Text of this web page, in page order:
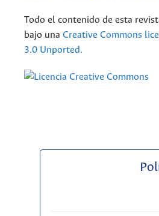
Todo el contenido de esta
bajo una Creative Commons
3.0 Unported.